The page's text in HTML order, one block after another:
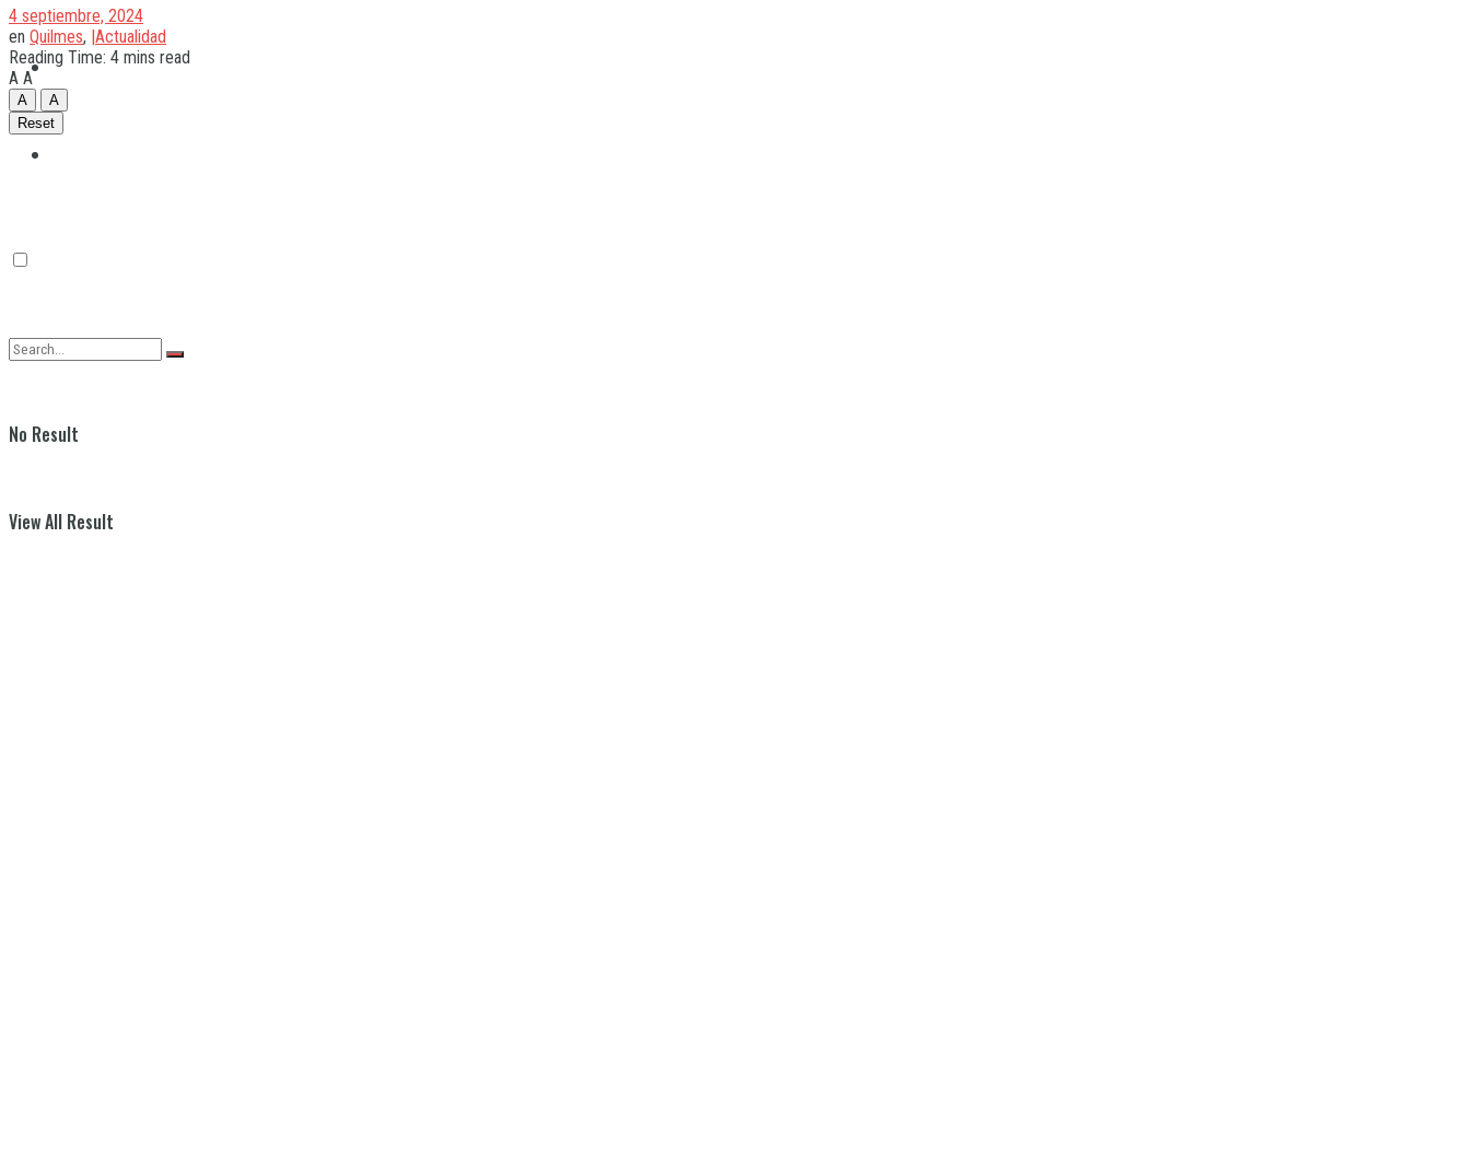
Quilmes
No Result
View All Result
4 septiembre, 2024
en Quilmes, |Actualidad
Reading Time: 4 mins read
A A
A
A
Reset